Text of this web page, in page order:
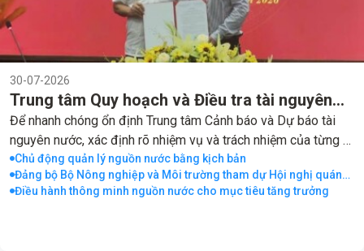
30-07-2026
Trung tâm Quy hoạch và Điều tra tài nguyên
nước quốc gia tổ chức Hội nghị công bố quyết
định về công tác cán bộ
Để nhanh chóng ổn định Trung tâm Cảnh báo và Dự báo tài
nguyên nước, xác định rõ nhiệm vụ và trách nhiệm của từng vị
trí; đồng thời khơi dậy tinh thần trách nhiệm, tính chủ động,
sáng tạo của đội ngũ viên chức quản lý, đáp ứng yêu cầu
nhiệm vụ trong giai đoạn mới.
Chủ động quản lý nguồn nước bằng kịch bản
Đảng bộ Bộ Nông nghiệp và Môi trường tham dự Hội nghị quán
triệt Nghị quyết Trung ương 3
Điều hành thông minh nguồn nước cho mục tiêu tăng trưởng